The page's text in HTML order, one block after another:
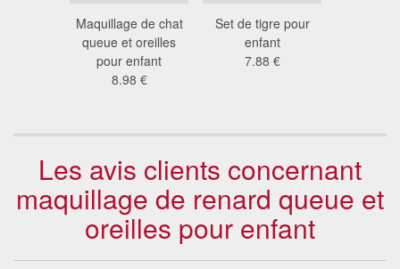
Maquillage de chat
queue et oreilles
pour enfant
8.98 €
Set de tigre pour
enfant
7.88 €
Les avis clients concernant
maquillage de renard queue et
oreilles pour enfant